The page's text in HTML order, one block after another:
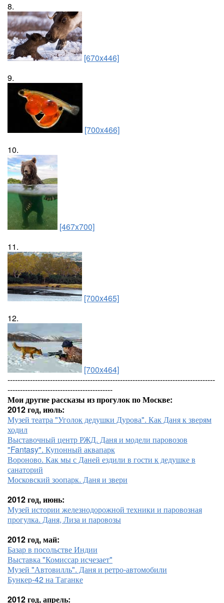
8.
[670x446]
9.
[700x466]
10.
[467x700]
11.
[700x465]
12.
[700x464]
-----------------------------------------------------------------------------------
------------------------------------------
Мои другие рассказы из прогулок по Москве:
2012 год, июль:
Музей театра "Уголок дедушки Дурова". Как Даня к зверям
ходил
Выставочный центр РЖД. Даня и модели паровозов
"Fantasy". Купонный аквапарк
Вороново. Как мы с Даней ездили в гости к дедушке в
санаторий
Московский зоопарк. Даня и звери
2012 год, июнь:
Музей истории железнодорожной техники и паровозная
прогулка. Даня, Лиза и паровозы
2012 год, май:
Базар в посольстве Индии
Выставка "Комиссар исчезает"
Музей "Автовилль". Даня и ретро-автомобили
Бункер-42 на Таганке
2012 год, апрель: